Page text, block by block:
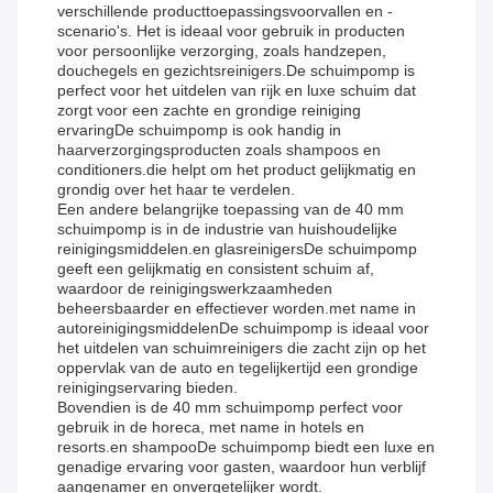
verschillende producttoepassingsvoorvallen en -
scenario's. Het is ideaal voor gebruik in producten
voor persoonlijke verzorging, zoals handzepen,
douchegels en gezichtsreinigers.De schuimpomp is
perfect voor het uitdelen van rijk en luxe schuim dat
zorgt voor een zachte en grondige reiniging
ervaringDe schuimpomp is ook handig in
haarverzorgingsproducten zoals shampoos en
conditioners.die helpt om het product gelijkmatig en
grondig over het haar te verdelen.
Een andere belangrijke toepassing van de 40 mm
schuimpomp is in de industrie van huishoudelijke
reinigingsmiddelen.en glasreinigersDe schuimpomp
geeft een gelijkmatig en consistent schuim af,
waardoor de reinigingswerkzaamheden
beheersbaarder en effectiever worden.met name in
autoreinigingsmiddelenDe schuimpomp is ideaal voor
het uitdelen van schuimreinigers die zacht zijn op het
oppervlak van de auto en tegelijkertijd een grondige
reinigingservaring bieden.
Bovendien is de 40 mm schuimpomp perfect voor
gebruik in de horeca, met name in hotels en
resorts.en shampooDe schuimpomp biedt een luxe en
genadige ervaring voor gasten, waardoor hun verblijf
aangenamer en onvergetelijker wordt.